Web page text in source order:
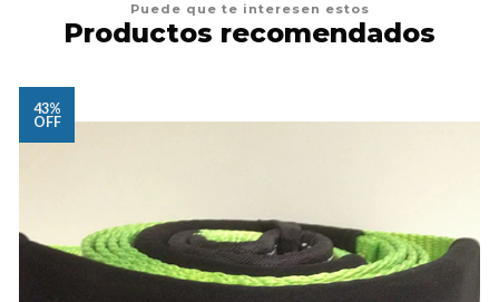
Puede que te interesen estos
Productos recomendados
43%
OFF